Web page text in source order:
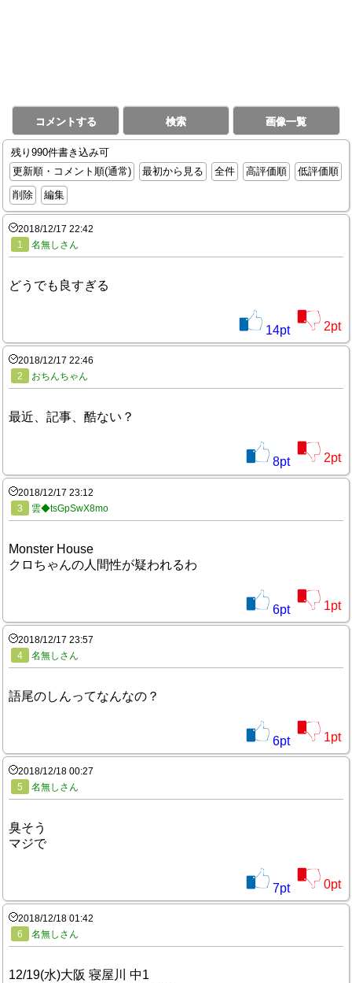
コメントする 検索 画像一覧
残り990件書き込み可
更新順・コメント順(通常)
最初から見る 全件 高評価順
低評価順
削除
編集
2018/12/17 22:42
1
名無しさん
どうでも良すぎる
14pt 2pt
2018/12/17 22:46
2
おちんちゃん
最近、記事、酷ない？
8pt 2pt
2018/12/17 23:12
3
雲◆tsGpSwX8mo
Monster House
クロちゃんの人間性が疑われるわ
6pt 1pt
2018/12/17 23:57
4
名無しさん
語尾のしんってなんなの？
6pt 1pt
2018/12/18 00:27
5
名無しさん
臭そう
マジで
7pt 0pt
2018/12/18 01:42
6
名無しさん
12/19(水)大阪 寝屋川 中1